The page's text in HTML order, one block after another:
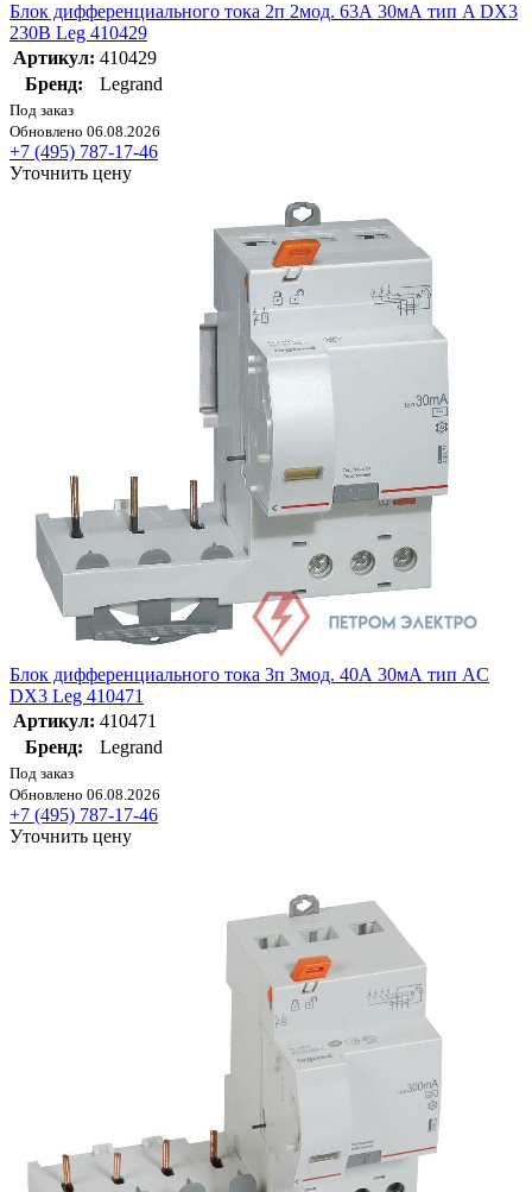
Блок дифференциального тока 2п 2мод. 63А 30мА тип A DX3
230В Leg 410429
Артикул: 410429
Бренд:
Legrand
Под заказ
Обновлено 06.08.2026
+7 (495) 787-17-46
Уточнить цену
Блок дифференциального тока 3п 3мод. 40А 30мА тип AC
DX3 Leg 410471
Артикул: 410471
Бренд:
Legrand
Под заказ
Обновлено 06.08.2026
+7 (495) 787-17-46
Уточнить цену